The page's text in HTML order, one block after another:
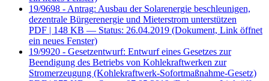
19/9698 - Antrag: Ausbau der Solarenergie beschleunigen,
dezentrale Bürgerenergie und Mieterstrom unterstützen
PDF | 148 KB — Status: 26.04.2019 (Dokument, Link öffnet
ein neues Fenster)
19/9920 - Gesetzentwurf: Entwurf eines Gesetzes zur
Beendigung des Betriebs von Kohlekraftwerken zur
Stromerzeugung (Kohlekraftwerk-Sofortmaßnahme-Gesetz)